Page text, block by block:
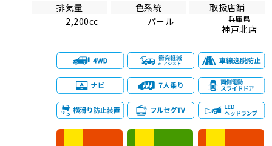
排気量
2,200cc
色系統
パール
取扱店舗
兵庫県
神戸北店